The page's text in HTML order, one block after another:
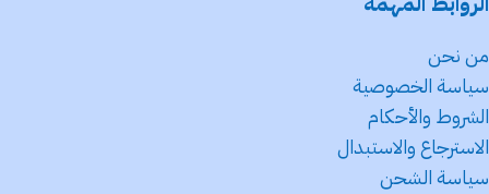
من نحن
سياسة الخصوصية
الشروط والأحكام
الاسترجاع والاستبدال
سياسة الشحن